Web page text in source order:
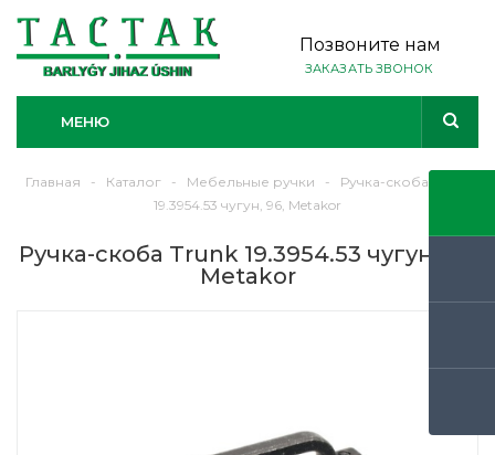
Позвоните нам
ЗАКАЗАТЬ ЗВОНОК
МЕНЮ
Главная - Каталог - Мебельные ручки -
Ручка-скоба Trunk
19.3954.53 чугун, 96, Metakor
Ручка-скоба Trunk 19.3954.53 чугун, 96,
Metakor